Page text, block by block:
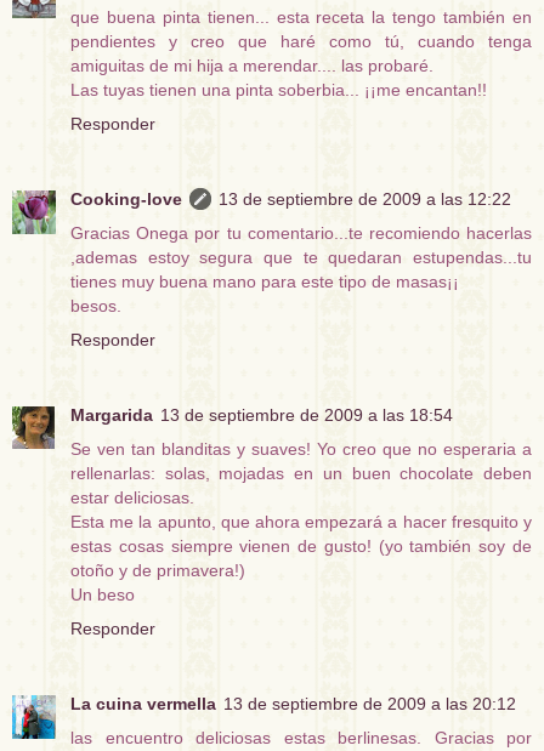
que buena pinta tienen... esta receta la tengo también en
pendientes y creo que haré como tú, cuando tenga
amiguitas de mi hija a merendar.... las probaré.
Las tuyas tienen una pinta soberbia... ¡¡me encantan!!
Responder
Cooking-love
13 de septiembre de 2009 a las 12:22
Gracias Onega por tu comentario...te recomiendo hacerlas
,ademas estoy segura que te quedaran estupendas...tu
tienes muy buena mano para este tipo de masas¡¡
besos.
Responder
Margarida 13 de septiembre de 2009 a las 18:54
Se ven tan blanditas y suaves! Yo creo que no esperaria a
rellenarlas: solas, mojadas en un buen chocolate deben
estar deliciosas.
Esta me la apunto, que ahora empezará a hacer fresquito y
estas cosas siempre vienen de gusto! (yo también soy de
otoño y de primavera!)
Un beso
Responder
La cuina vermella 13 de septiembre de 2009 a las 20:12
las encuentro deliciosas estas berlinesas. Gracias por